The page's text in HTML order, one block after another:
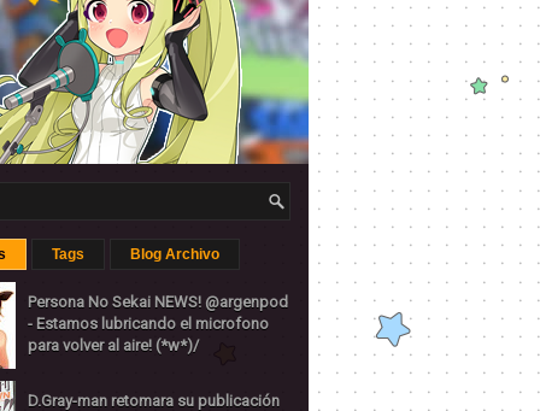
Tags Blog Archivo
Persona No Sekai NEWS! @argenpod
- Estamos lubricando el microfono
para volver al aire! (*w*)/
D.Gray-man retomara su publicación